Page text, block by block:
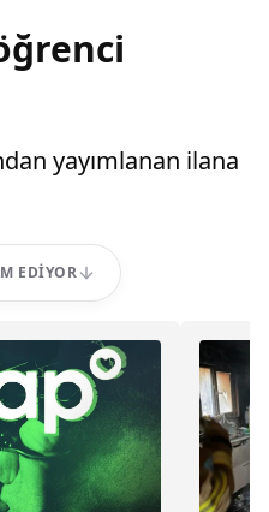
yayımlanan ilana
EDIYOR